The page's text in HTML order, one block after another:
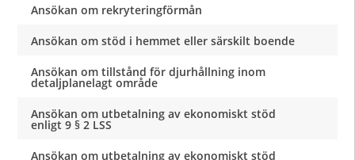
Ansökan om rekryteringförmån
Ansökan om stöd i hemmet eller särskilt boende
Ansökan om tillstånd för djurhållning inom
detaljplanelagt område
Ansökan om utbetalning av ekonomiskt stöd
enligt 9 § 2 LSS
Ansökan om utbetalning av ekonomiskt stöd